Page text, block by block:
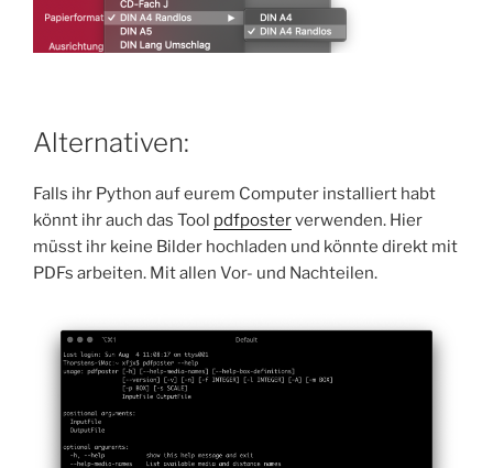
Alternativen:
Falls ihr Python auf eurem Computer installiert habt
könnt ihr auch das Tool pdfposterverwenden. Hier
müsst ihr keine Bilder hochladen und könnte direkt mit
PDFs arbeiten. Mit allen Vor- und Nachteilen.